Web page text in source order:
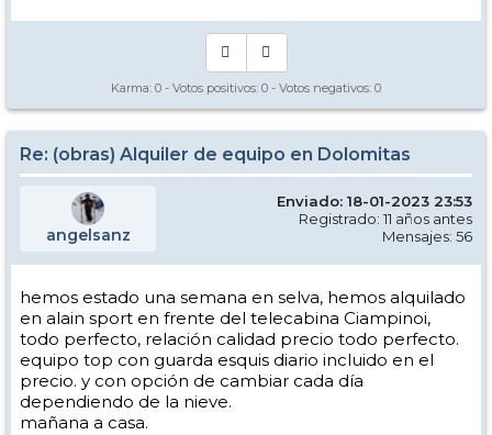
Karma: 0 - Votos positivos: 0 - Votos negativos: 0
Re: (obras) Alquiler de equipo en Dolomitas
angelsanz
Enviado: 18-01-2023 23:53
Registrado: 11 años antes
Mensajes: 56
hemos estado una semana en selva, hemos alquilado
en alain sport en frente del telecabina Ciampinoi,
todo perfecto, relación calidad precio todo perfecto.
equipo top con guarda esquis diario incluido en el
precio. y con opción de cambiar cada día
dependiendo de la nieve.
mañana a casa.